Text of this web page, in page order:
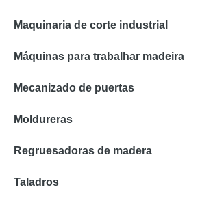
Maquinaria de corte industrial
Máquinas para trabalhar madeira
Mecanizado de puertas
Moldureras
Regruesadoras de madera
Taladros